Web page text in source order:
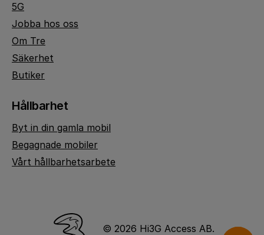
5G
Jobba hos oss
Om Tre
Säkerhet
Butiker
Hållbarhet
Byt in din gamla mobil
Begagnade mobiler
Vårt hållbarhetsarbete
© 2026 Hi3G Access AB.